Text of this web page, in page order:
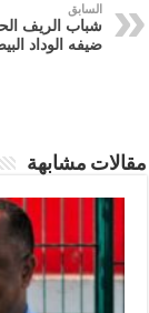
السابق
شباب الريف
ضيفه الوداد البيضاوي
مقالات مشابهة